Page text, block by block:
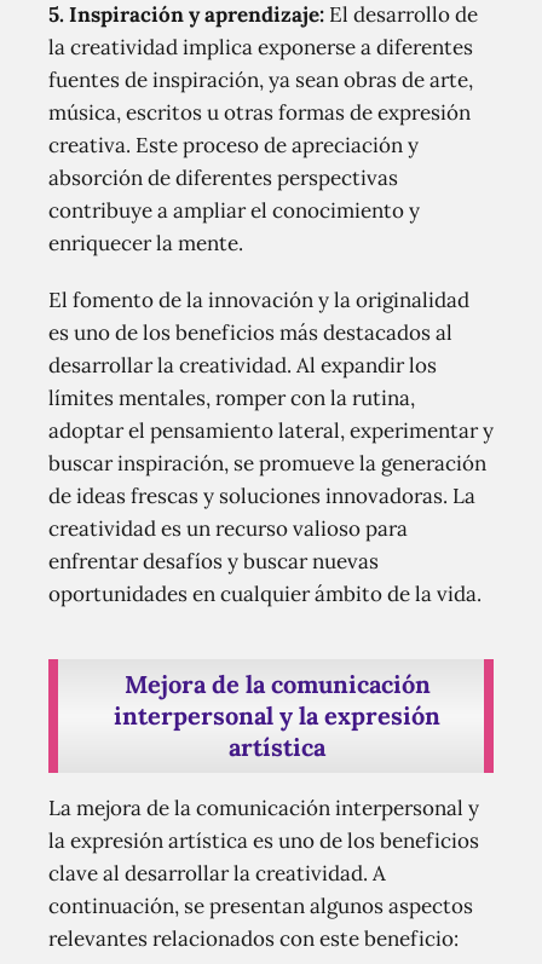
5. Inspiración y aprendizaje: El desarrollo de
la creatividad implica exponerse a diferentes
fuentes de inspiración, ya sean obras de arte,
música, escritos u otras formas de expresión
creativa. Este proceso de apreciación y
absorción de diferentes perspectivas
contribuye a ampliar el conocimiento y
enriquecer la mente.
El fomento de la innovación y la originalidad
es uno de los beneficios más destacados al
desarrollar la creatividad. Al expandir los
límites mentales, romper con la rutina,
adoptar el pensamiento lateral, experimentar y
buscar inspiración, se promueve la generación
de ideas frescas y soluciones innovadoras. La
creatividad es un recurso valioso para
enfrentar desafíos y buscar nuevas
oportunidades en cualquier ámbito de la vida.
Mejora de la comunicación
interpersonal y la expresión
artística
La mejora de la comunicación interpersonal y
la expresión artística es uno de los beneficios
clave al desarrollar la creatividad. A
continuación, se presentan algunos aspectos
relevantes relacionados con este beneficio: